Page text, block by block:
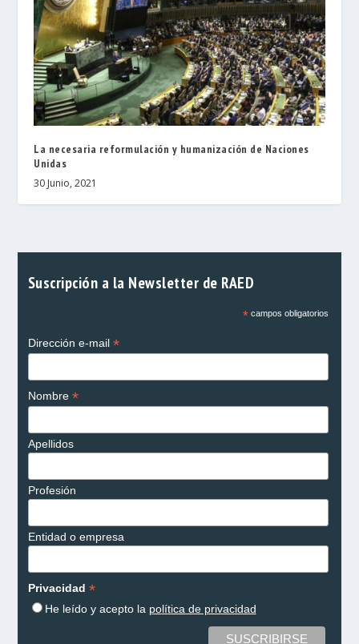
La necesaria reformulación y humanización de Naciones
Unidas
30 Junio, 2021
Suscripción a la Newsletter de RAED
*campos obligatorios
Dirección e-mail *
Nombre *
Apellidos
Profesión
Entidad o empresa
Privacidad *
He leído y acepto la política de privacidad